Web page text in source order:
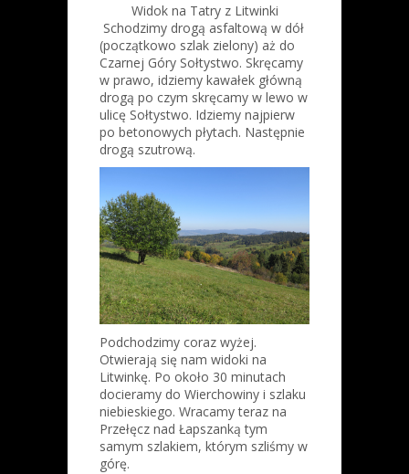
Widok na Tatry z Litwinki
Schodzimy drogą asfaltową w dół
(początkowo szlak zielony) aż do
Czarnej Góry Sołtystwo. Skręcamy
w prawo, idziemy kawałek główną
drogą po czym skręcamy w lewo w
ulicę Sołtystwo. Idziemy najpierw
po betonowych płytach. Następnie
drogą szutrową.
Podchodzimy coraz wyżej.
Otwierają się nam widoki na
Litwinkę. Po około 30 minutach
docieramy do Wierchowiny i szlaku
niebieskiego. Wracamy teraz na
Przełęcz nad Łapszanką tym
samym szlakiem, którym szliśmy w
górę.